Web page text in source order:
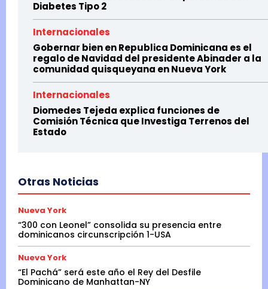
Diabetes Tipo 2
Internacionales
Gobernar bien en Republica Dominicana es el
regalo de Navidad del presidente Abinader a la
comunidad quisqueyana en Nueva York
Internacionales
Diomedes Tejeda explica funciones de
Comisión Técnica que Investiga Terrenos del
Estado
Otras Noticias
Nueva York
“300 con Leonel” consolida su presencia entre
dominicanos circunscripción 1-USA
Nueva York
“El Pachá” será este año el Rey del Desfile
Dominicano de Manhattan-NY